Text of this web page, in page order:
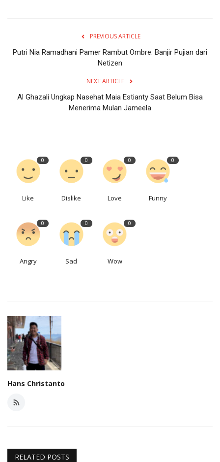
PREVIOUS ARTICLE
Putri Nia Ramadhani Pamer Rambut Ombre. Banjir Pujian dari
Netizen
NEXT ARTICLE
Al Ghazali Ungkap Nasehat Maia Estianty Saat Belum Bisa
Menerima Mulan Jameela
0
Like
0
Dislike
0
Love
0
Funny
0
Angry
0
Sad
0
Wow
Hans Christanto
RELATED POSTS